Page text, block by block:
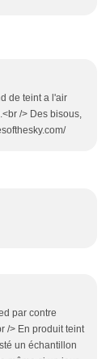
de teint a l'air
/> Des bisous,
par contre
/> En produit teint
un échantillon